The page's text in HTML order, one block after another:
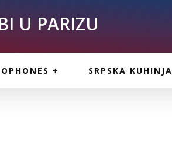
U PARIZU
SRPSKA KUHINJA